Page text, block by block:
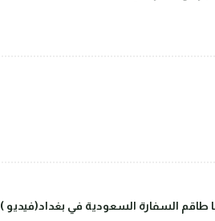
السفارة السعودية في بغداد(فيديو )